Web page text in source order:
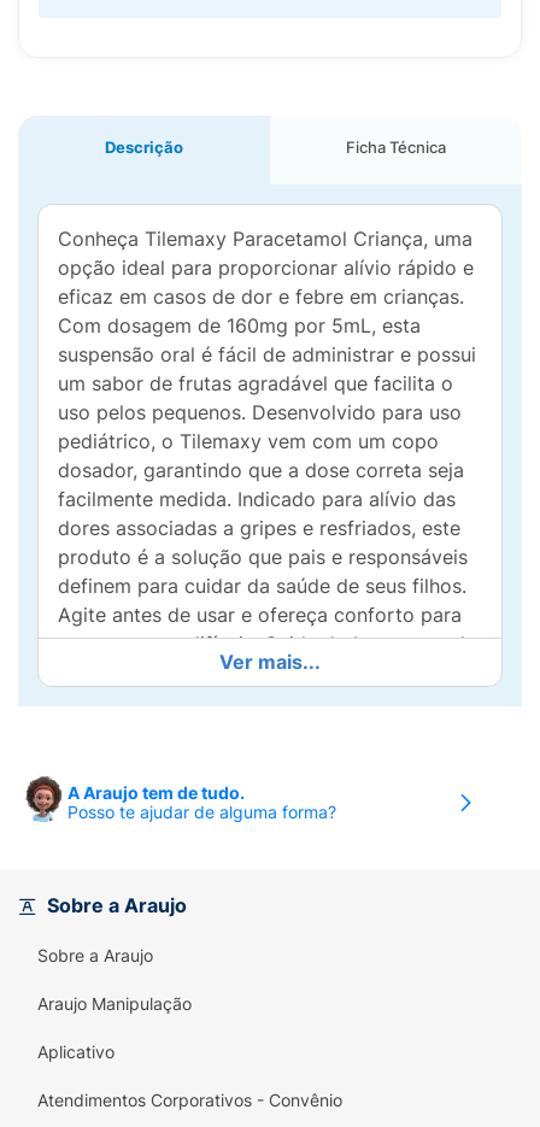
Descrição Ficha Técnica
Conheça Tilemaxy Paracetamol Criança, uma
opção ideal para proporcionar alívio rápido e
eficaz em casos de dor e febre em crianças.
Com dosagem de 160mg por 5mL, esta
suspensão oral é fácil de administrar e possui
um sabor de frutas agradável que facilita o
uso pelos pequenos. Desenvolvido para uso
pediátrico, o Tilemaxy vem com um copo
dosador, garantindo que a dose correta seja
facilmente medida. Indicado para alívio das
dores associadas a gripes e resfriados, este
produto é a solução que pais e responsáveis
definem para cuidar da saúde de seus filhos.
Agite antes de usar e ofereça conforto para
os momentos difíceis. Cuide do bem-estar da
sua criança com Tilemaxy!
Ver mais...
A Araujo tem de tudo.
Posso te ajudar de alguma forma?
Sobre a Araujo
Sobre a Araujo
Araujo Manipulação
Aplicativo
Atendimentos Corporativos - Convênio